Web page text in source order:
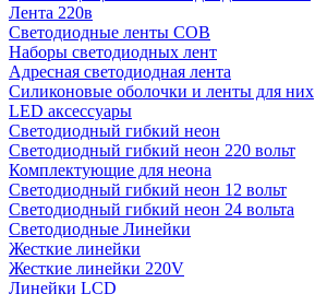
Лента 220в
Светодиодные ленты COB
Наборы светодиодных лент
Адресная светодиодная лента
Силиконовые оболочки и ленты для них
LED аксессуары
Светодиодный гибкий неон
Светодиодный гибкий неон 220 вольт
Комплектующие для неона
Светодиодный гибкий неон 12 вольт
Светодиодный гибкий неон 24 вольта
Светодиодные Линейки
Жесткие линейки
Жесткие линейки 220V
Линейки LCD